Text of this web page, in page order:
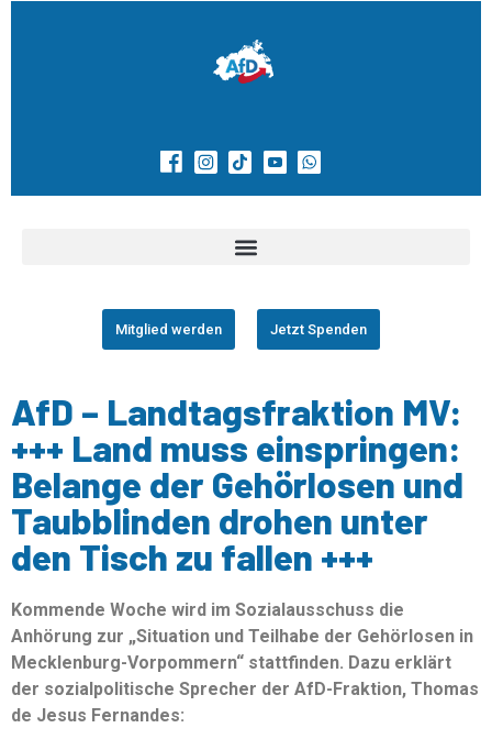
Mitglied werden Jetzt Spenden
AfD – Landtagsfraktion MV:
+++ Land muss einspringen:
Belange der Gehörlosen und
Taubblinden drohen unter
den Tisch zu fallen +++
Kommende Woche wird im Sozialausschuss die
Anhörung zur „Situation und Teilhabe der Gehörlosen in
Mecklenburg-Vorpommern“ stattfinden. Dazu erklärt
der sozialpolitische Sprecher der AfD-Fraktion, Thomas
de Jesus Fernandes: